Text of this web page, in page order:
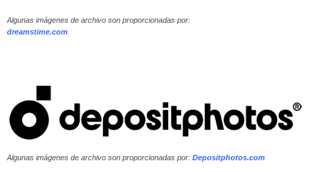
Algunas imágenes de archivo son proporcionadas por:
dreamstime.com
Algunas imágenes de archivo son proporcionadas por: Depositphotos.com